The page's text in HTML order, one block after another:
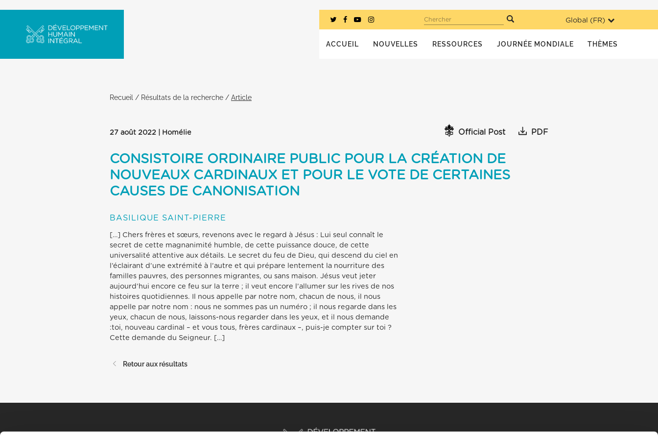
Global (FR)
Chercher
ACCUEIL NOUVELLES RESSOURCES JOURNÉE MONDIALE THÈMES
Recueil / Résultats de la recherche / Article
27 août 2022 | Homélie Official Post PDF
CONSISTOIRE ORDINAIRE PUBLIC POUR LA CRÉATION DE
NOUVEAUX CARDINAUX ET POUR LE VOTE DE CERTAINES
CAUSES DE CANONISATION
BASILIQUE SAINT-PIERRE
[…] Chers frères et sœurs, revenons avec le regard à Jésus : Lui seul connaît le
secret de cette magnanimité humble, de cette puissance douce, de cette
universalité attentive aux détails. Le secret du feu de Dieu, qui descend du ciel en
l’éclairant d’une extrémité à l’autre et qui prépare lentement la nourriture des
familles pauvres, des personnes migrantes, ou sans maison. Jésus veut jeter
aujourd’hui encore ce feu sur la terre ; il veut encore l’allumer sur les rives de nos
histoires quotidiennes. Il nous appelle par notre nom, chacun de nous, il nous
appelle par notre nom : nous ne sommes pas un numéro ; il nous regarde dans les
yeux, chacun de nous, laissons-nous regarder dans les yeux, et il nous demande
:toi, nouveau cardinal – et vous tous, frères cardinaux –, puis-je compter sur toi ?
Cette demande du Seigneur. […]
Retour aux résultats